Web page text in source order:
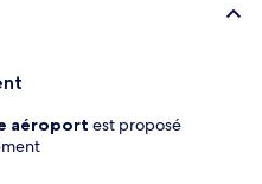
aéroport est proposé